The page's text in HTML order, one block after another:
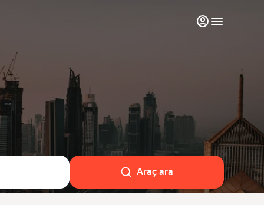
Destek ekibiyle iletişime geçin
Aylık kiralamalar
Lüks araçlar
Araçlarımı pazaryerinde listele
Araç ara